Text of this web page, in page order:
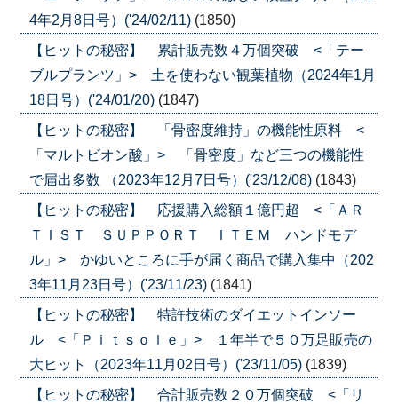
4年2月8日号）('24/02/11) (1850)
【ヒットの秘密】 累計販売数４万個突破 <「テー
ブルプランツ」> 土を使わない観葉植物（2024年1月
18日号）('24/01/20) (1847)
【ヒットの秘密】 「骨密度維持」の機能性原料 <
「マルトビオン酸」> 「骨密度」など三つの機能性
で届出多数 （2023年12月7日号）('23/12/08) (1843)
【ヒットの秘密】 応援購入総額１億円超 <「ＡＲ
ＴＩＳＴ ＳＵＰＰＯＲＴ ＩＴＥＭ ハンドモデ
ル」> かゆいところに手が届く商品で購入集中（202
3年11月23日号）('23/11/23) (1841)
【ヒットの秘密】 特許技術のダイエットインソー
ル <「Ｐｉｔｓｏｌｅ」> １年半で５０万足販売の
大ヒット（2023年11月02日号）('23/11/05) (1839)
【ヒットの秘密】 合計販売数２０万個突破 <「リ